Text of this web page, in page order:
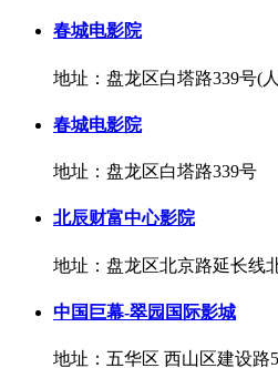
春城电影院
地址：盘龙区白塔路339号(
春城电影院
地址：盘龙区白塔路339号
北辰财富中心影院
地址：盘龙区北京路延长线
中国巨幕-翠园国际影城
地址：五华区 西山区建设路